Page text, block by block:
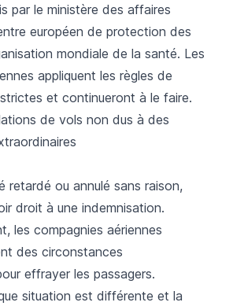
par le ministère des affaires
européen de protection des
mondiale de la santé. Les
appliquent les règles de
et continueront à le faire.
de vols non dus à des
retardé ou annulé sans raison,
droit à une indemnisation.
les compagnies aériennes
des circonstances
effrayer les passagers.
situation est différente et la